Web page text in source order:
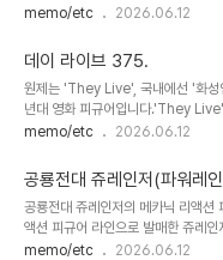
(robot)의 합성어.화려한 미녀들의
과 1970년대 패션스타일이 제대로
memo/etc 2026.06.12
데이 라이브 375.
원제는 'They Live', 국내에선 '화
년대 영화 피규어입니다.'They
온 지배구조와 계급의 비밀을 군더더
밀과 그들의 정체가 밝혀지는.A급 소
만, 지금까지도 다양한 권력층을 비
피규어는 선글라스를 쓰고 세상의
의 실체입니다.
memo/etc 2026.06.12
공룡전대 쥬레인저(파워레
공룡전대 쥬레인저의 메카닉 리액션
액션 피규어 라인으로 발매한 쥬레
다.대수신, 드래곤시저, 강룡신.일반
memo/etc 2026.06.12